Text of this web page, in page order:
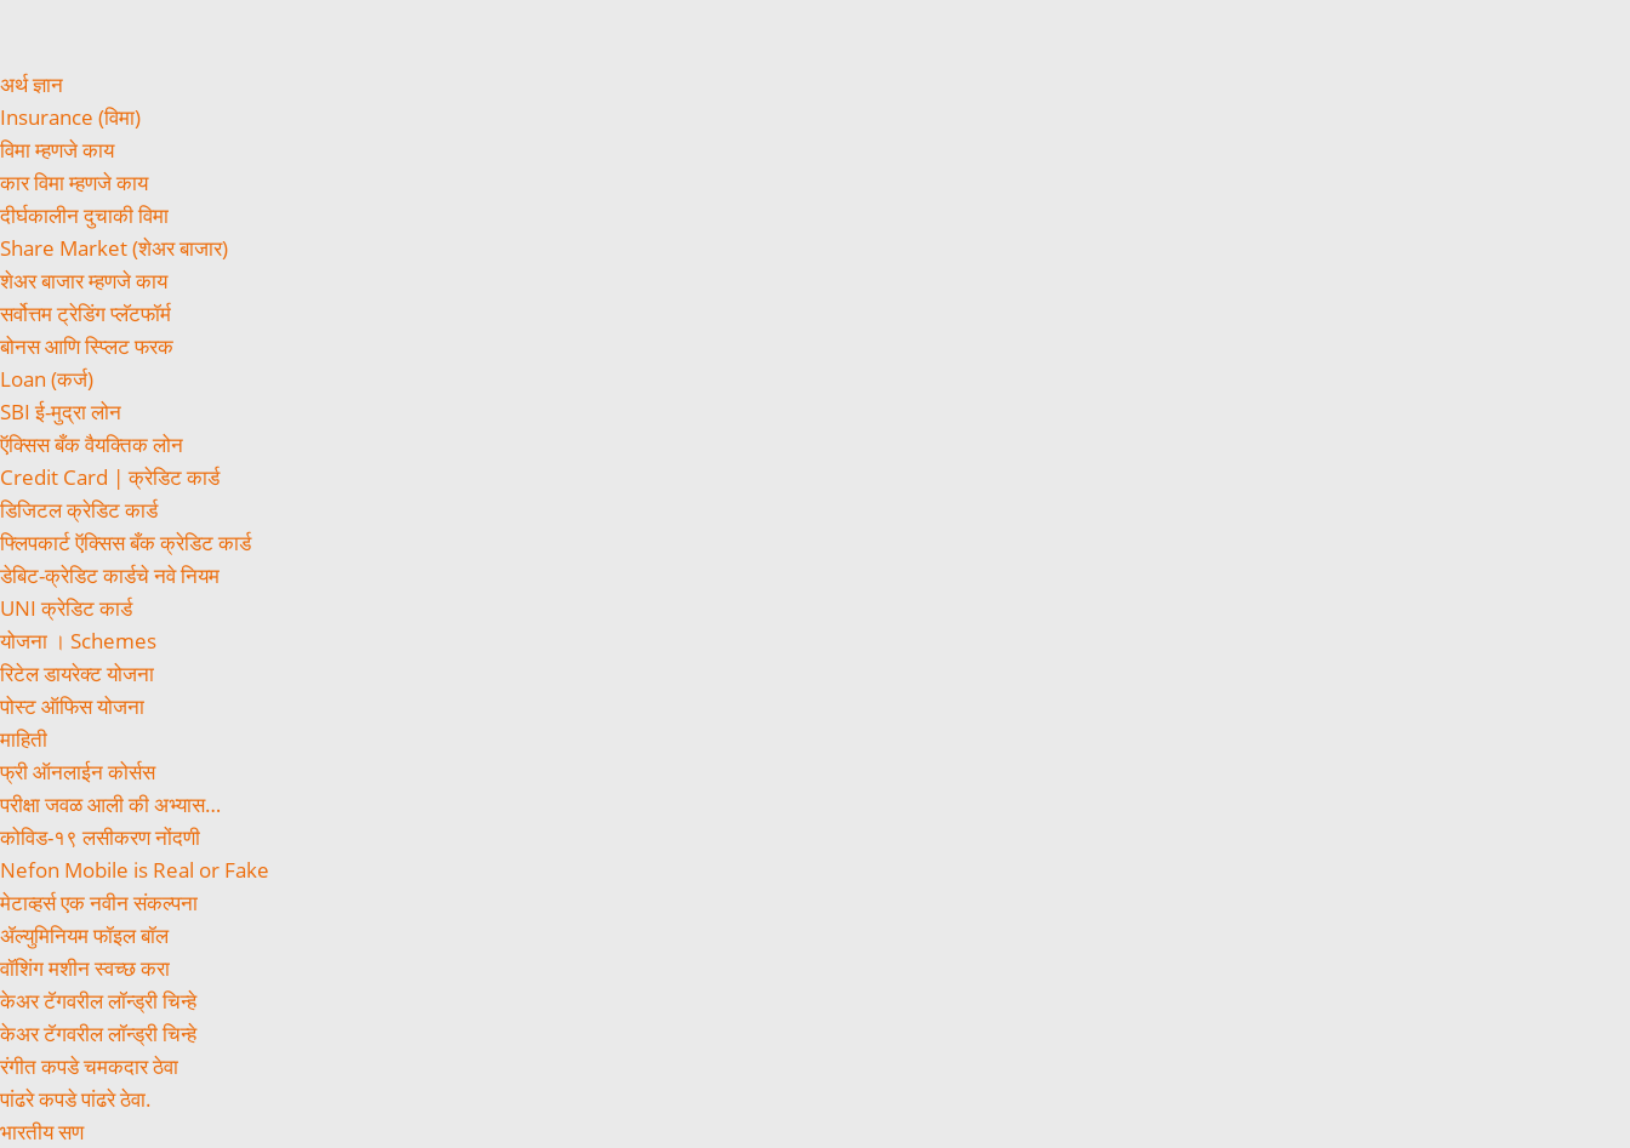
अर्थ ज्ञान
Insurance (विमा)
विमा म्हणजे काय
कार विमा म्हणजे काय
दीर्घकालीन दुचाकी विमा
Share Market (शेअर बाजार)
शेअर बाजार म्हणजे काय
सर्वोत्तम ट्रेडिंग प्लॅटफॉर्म
बोनस आणि स्प्लिट फरक
Loan (कर्ज)
SBI ई-मुद्रा लोन
ऍक्सिस बँक वैयक्तिक लोन
Credit Card | क्रेडिट कार्ड
डिजिटल क्रेडिट कार्ड
फ्लिपकार्ट ऍक्सिस बँक क्रेडिट कार्ड
डेबिट-क्रेडिट कार्डचे नवे नियम
UNI क्रेडिट कार्ड
योजना । Schemes
रिटेल डायरेक्ट योजना
पोस्ट ऑफिस योजना
माहिती
फ्री ऑनलाईन कोर्सस
परीक्षा जवळ आली की अभ्यास…
कोविड-१९ लसीकरण नोंदणी
Nefon Mobile is Real or Fake
मेटाव्हर्स एक नवीन संकल्पना
ॲल्युमिनियम फॉइल बॉल
वॉशिंग मशीन स्वच्छ करा
केअर टॅगवरील लॉन्ड्री चिन्हे
केअर टॅगवरील लॉन्ड्री चिन्हे
रंगीत कपडे चमकदार ठेवा
पांढरे कपडे पांढरे ठेवा.
भारतीय सण